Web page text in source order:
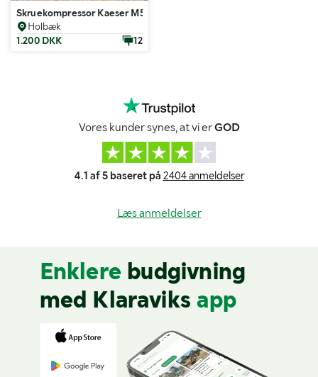
Skruekompressor Kaeser M59
Holbæk
1.200 DKK
12
Vores kunder synes, at vi erGOD
4.1 af 5 baseret på 2404 anmeldelser
Læs anmeldelser
Enklere budgivning
med Klaraviks app